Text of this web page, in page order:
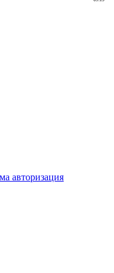
авторизация